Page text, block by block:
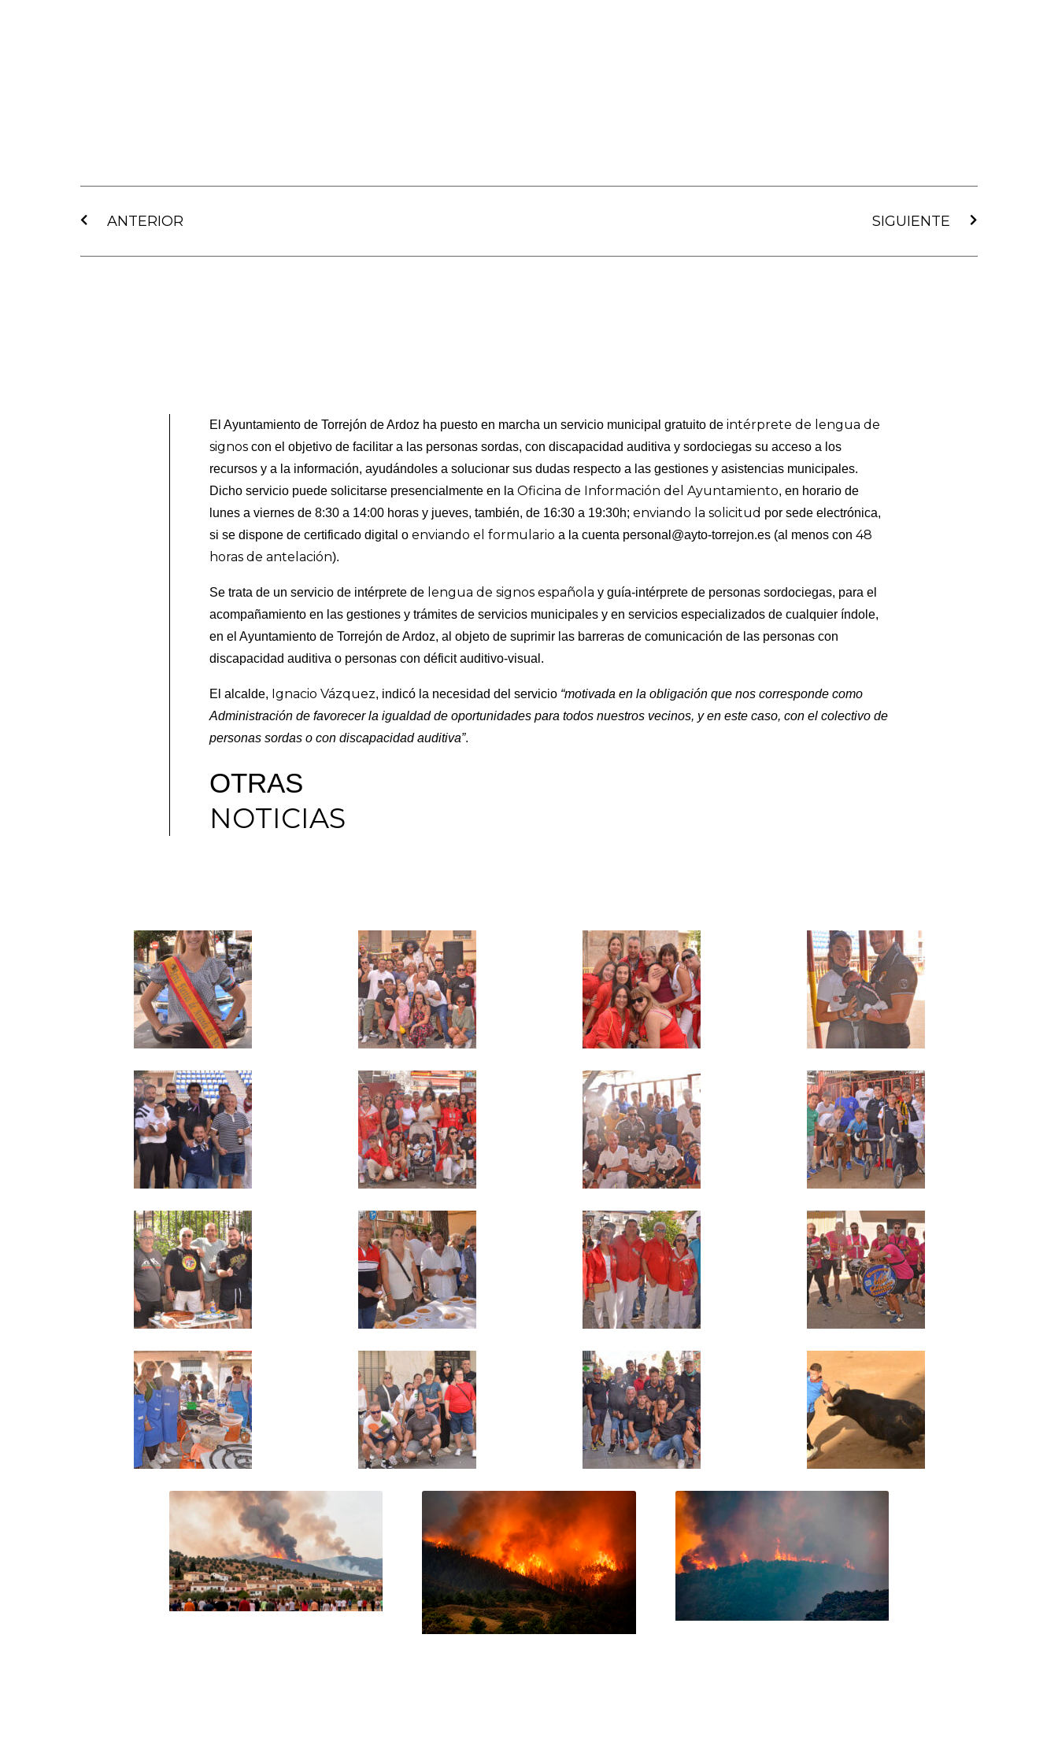
ANTERIOR SIGUIENTE
El Ayuntamiento de Torrejón de Ardoz ha puesto en marcha un servicio municipal gratuito deintérprete de lengua de
signos con el objetivo de facilitara las personas sordas, con discapacidad auditiva y sordociegas su acceso a los
recursos y a la información, ayudándoles a solucionar sus dudas respecto a las gestiones y asistencias municipales.
Dicho servicio puede solicitarse presencialmente en laOficina de Información del Ayuntamiento, en horario de
lunes a viernes de 8:30 a 14:00 horas y jueves, también, de 16:30 a 19:30h;enviando la solicitud por sede electrónica,
si se dispone de certificado digital oenviando el formulario a la cuenta personal@ayto-torrejon.es (al menos con48
horas de antelación).
Se trata de un servicio de intérprete de lengua de signos española y guía-intérprete de personas sordociegas, para el
acompañamiento en las gestiones y trámites de servicios municipales y en servicios especializados de cualquier índole,
en el Ayuntamiento de Torrejón de Ardoz, al objeto de suprimir las barreras de comunicación de las personas con
discapacidad auditiva o personas con déficit auditivo-visual.
El alcalde, Ignacio Vázquez, indicó la necesidad del servicio “motivada en la obligación que nos corresponde como
Administración de favorecer la igualdad de oportunidades para todos nuestros vecinos, y en este caso, con el colectivo de
personas sordas o con discapacidad auditiva”.
OTRAS
NOTICIAS